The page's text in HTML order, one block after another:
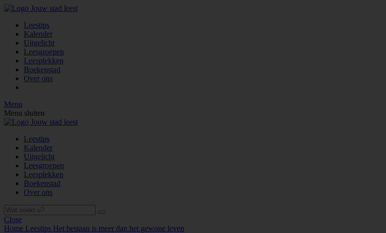
Leestips
Kalender
Uitgelicht
Leesgroepen
Leesplekken
Boekenstad
Over ons
Menu
Menu sluiten
Leestips
Kalender
Uitgelicht
Leesgroepen
Leesplekken
Boekenstad
Over ons
Close
Home Leestips Het bestaan is meer dan het gewone leven